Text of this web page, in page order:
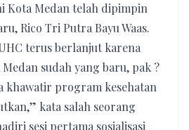
Kota Medan telah dipimpin
Rico Tri Putra Bayu Waas.
terus berlanjut karena
sudah yang baru, pak ?
khawatir program kesehatan
kata salah seorang
sesi pertama sosialisasi